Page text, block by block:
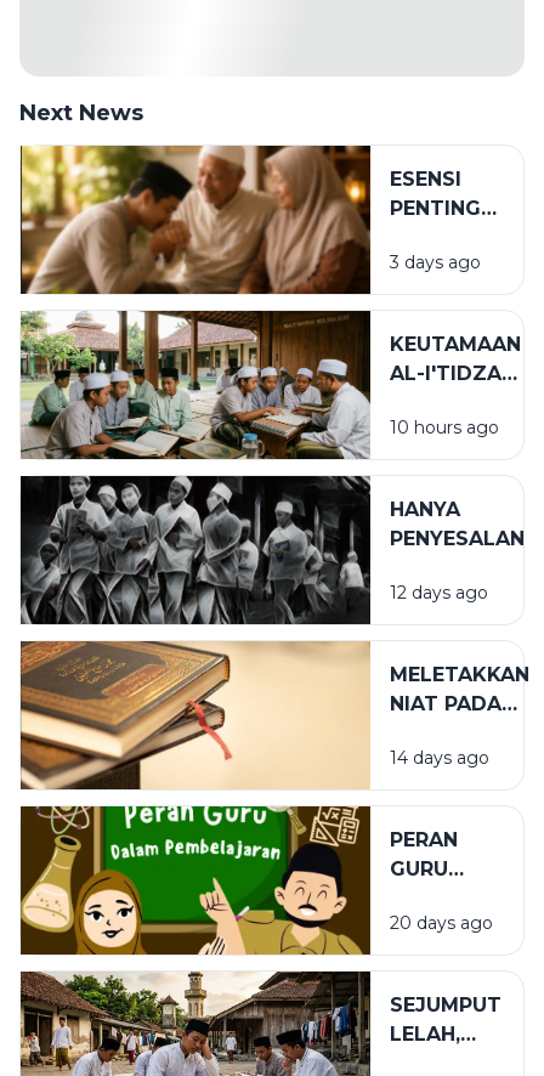
Next News
ESENSI
PENTING
BIRRUL
WALIDAIN
3 days ago
KEUTAMAAN
AL-I'TIDZAR
AFWU
DALAM
SPIRITUAL
10 hours ago
HANYA
PENYESALAN
12 days ago
MELETAKKAN
NIAT PADA
YANG TEPAT
14 days ago
PERAN
GURU
PENDIDIKAN
20 days ago
SEJUMPUT
LELAH,